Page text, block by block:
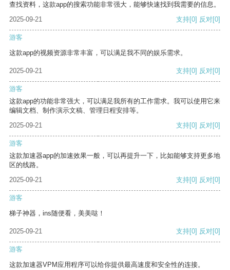
查找资料，这款app的搜索功能非常强大，能够快速找到我需要的信息。
2025-09-21
支持[0] 反对[0]
游客
这款app的视频资源非常丰富，可以满足我不同的娱乐需求。
2025-09-21 支持[0] 反对[0]
游客
这款app的功能非常强大，可以满足我所有的工作需求。我可以使用它来
编辑文档、制作演示文稿、管理日程安排等。
2025-09-21
支持[0] 反对[0]
游客
这款加速器app的加速效果一般，可以再提升一下，比如能够支持更多地
区的线路。
2025-09-21
支持[0] 反对[0]
游客
梯子神器，ins随便看，美美哒！
2025-09-21 支持[0] 反对[0]
游客
这款加速器VPM应用程序可以给你提供最高速度和安全性的连接。